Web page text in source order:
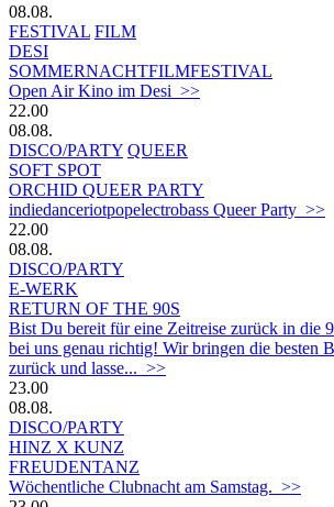
08.08.
FESTIVAL FILM
DESI
SOMMERNACHTFILMFESTIVAL
Open Air Kino im Desi >>
22.00
08.08.
DISCO/PARTY QUEER
SOFT SPOT
ORCHID QUEER PARTY
indiedanceriotpopelectrobass Queer Party >>
22.00
08.08.
DISCO/PARTY
E-WERK
RETURN OF THE 90S
Bist Du bereit für eine Zeitreise zurück in die
bei uns genau richtig! Wir bringen die besten
zurück und lasse... >>
23.00
08.08.
DISCO/PARTY
HINZ X KUNZ
FREUDENTANZ
Wöchentliche Clubnacht am Samstag. >>